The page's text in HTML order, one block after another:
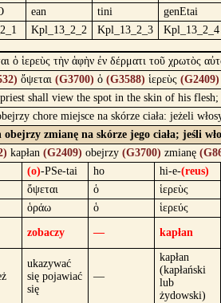
ean tini
genEtai
Kpl_13_2_2 Kpl_13_2_3 Kpl_13_2_4
ὁ ἱερεὺς τὴν ἁφὴν ἐν δέρματι τοῦ χρωτὸς
ὄψεται (G3700) ὁ (G3588) ἱερεὺς (G2409)
shall view the spot in the skin of his
chore miejsce na skórze ciała: jeżeli
obejrzy zmianę na skórze jego ciała; jeśli
kapłan (G2409) obejrzy (G3700) zmianę
(o)-PSe-tai ho hi-e-(reus)
ὄψεται ὁ
ἱερεὺς
ὁράω ὁ ἱερεύς
zobaczy — kapłan
ukazywać
się pojawiać
się
—
kapłan
(kapłański
lub
żydowski)